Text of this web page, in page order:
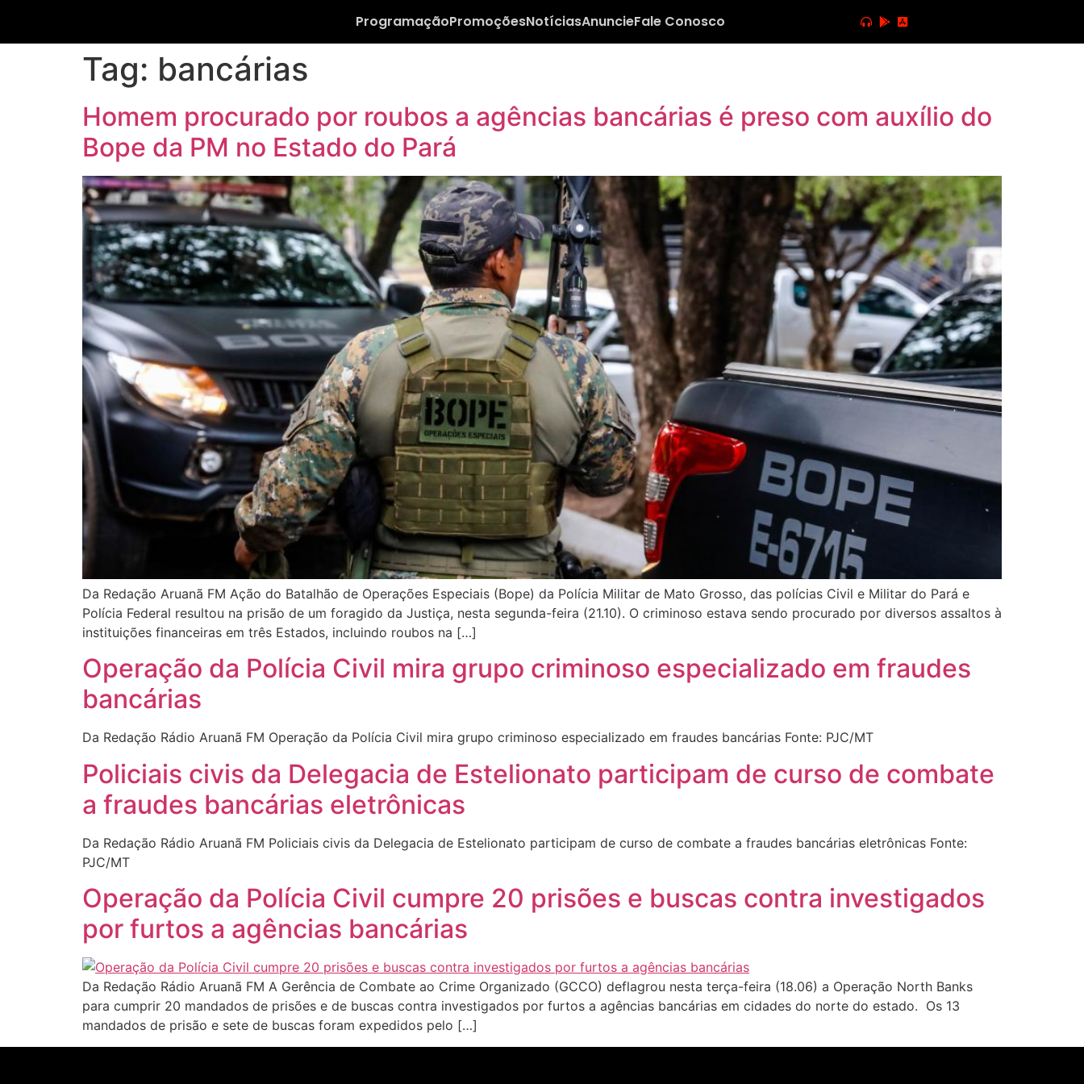
ProgramaçãoPromoçõesNotíciasAnuncieFale Conosco
Tag: bancárias
Homem procurado por roubos a agências bancárias é preso com auxílio do
Bope da PM no Estado do Pará
Da Redação Aruanã FM Ação do Batalhão de Operações Especiais (Bope) da Polícia Militar de Mato Grosso, das polícias Civil e Militar do Pará e
Polícia Federal resultou na prisão de um foragido da Justiça, nesta segunda-feira (21.10). O criminoso estava sendo procurado por diversos assaltos à
instituições financeiras em três Estados, incluindo roubos na […]
Operação da Polícia Civil mira grupo criminoso especializado em fraudes
bancárias
Da Redação Rádio Aruanã FM Operação da Polícia Civil mira grupo criminoso especializado em fraudes bancárias Fonte: PJC/MT
Policiais civis da Delegacia de Estelionato participam de curso de combate
a fraudes bancárias eletrônicas
Da Redação Rádio Aruanã FM Policiais civis da Delegacia de Estelionato participam de curso de combate a fraudes bancárias eletrônicas Fonte:
PJC/MT
Operação da Polícia Civil cumpre 20 prisões e buscas contra investigados
por furtos a agências bancárias
Da Redação Rádio Aruanã FM A Gerência de Combate ao Crime Organizado (GCCO) deflagrou nesta terça-feira (18.06) a Operação North Banks
para cumprir 20 mandados de prisões e de buscas contra investigados por furtos a agências bancárias em cidades do norte do estado. Os 13
mandados de prisão e sete de buscas foram expedidos pelo […]